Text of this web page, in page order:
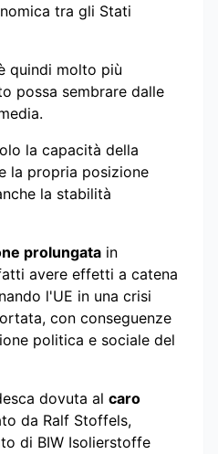
tra gli Stati
quindi molto più
possa sembrare dalle
la capacità della
la propria posizione
la stabilità
prolungata in
avere effetti a catena
l'UE in una crisi
con conseguenze
politica e sociale del
dovuta al caro
da Ralf Stoffels,
di BIW Isolierstoffe